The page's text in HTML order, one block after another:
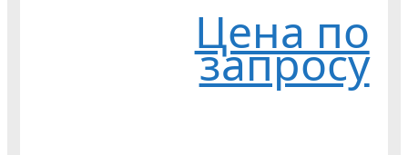
Цена по
запросу